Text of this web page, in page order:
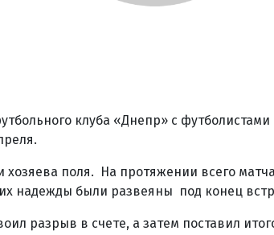
клуба «Днепр» с
поля. На протяжении всего
надежды были развеяны под конец
разрыв в счете, а затем поставил